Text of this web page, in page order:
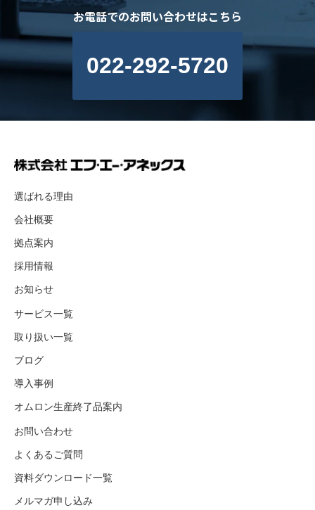
お電話でのお問い合わせはこちら
022-292-5720
選ばれる理由
会社概要
拠点案内
採用情報
お知らせ
サービス一覧
取り扱い一覧
ブログ
導入事例
オムロン生産終了品案内
お問い合わせ
よくあるご質問
資料ダウンロード一覧
メルマガ申し込み